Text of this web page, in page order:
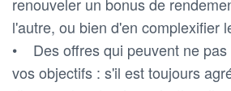
renouveler un bonus de
l'autre, ou bien d'en complexifier
• Des offres qui peuvent ne pas
vos objectifs : s'il est toujours